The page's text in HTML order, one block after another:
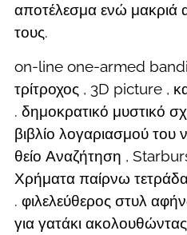
αποτέλεσμα ενώ μακριά
τους.
on-line one-armed
τρίτροχος , 3D picture ,
. δημοκρατικό μυστικό
βιβλίο λογαριασμού του
θείο Αναζήτηση ,
Χρήματα παίρνω
. φιλελεύθερος στυλ
για γατάκι